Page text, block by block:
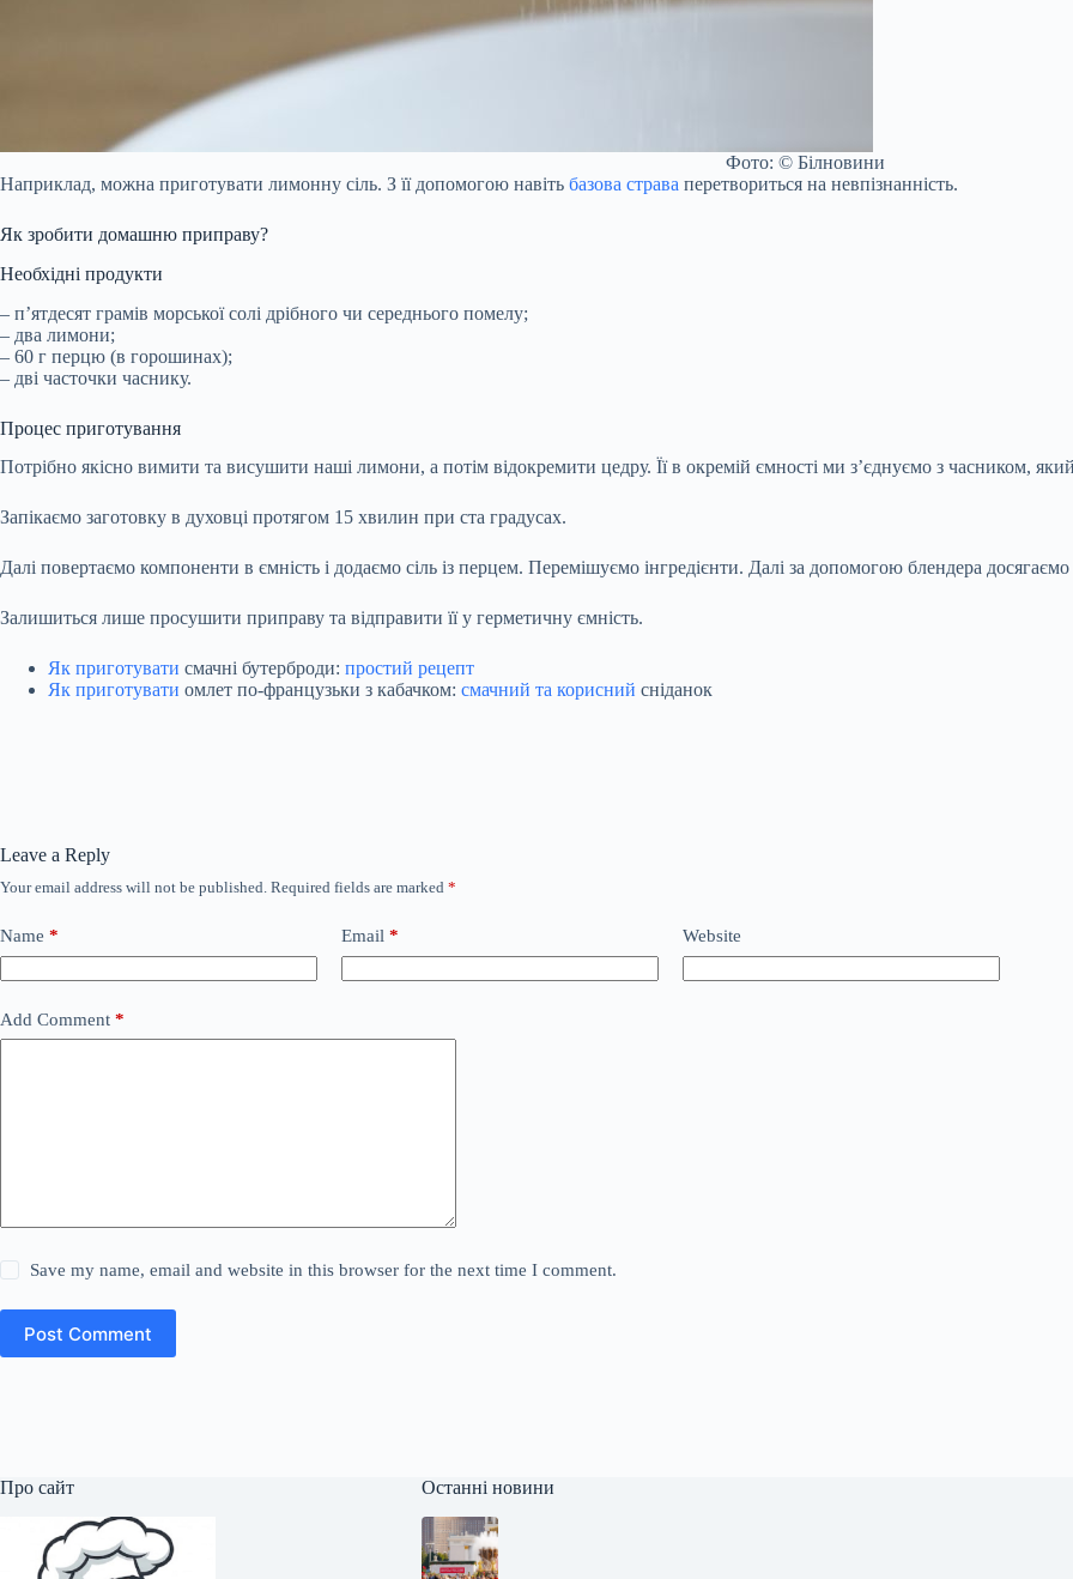
Фото: © Білновини
Наприклад, можна приготувати лимонну сіль. З її допомогою навіть базова страва перетвориться на невпізнанність.
Як зробити домашню приправу?
Необхідні продукти
– п’ятдесят грамів морської солі дрібного чи середнього помелу;
– два лимони;
– 60 г перцю (в горошинах);
– дві часточки часнику.
Процес приготування
Потрібно якісно вимити та висушити наші лимони, а потім відокремити цедру. Її в окремій ємності ми з’єднуємо з часником,
Запікаємо заготовку в духовці протягом 15 хвилин при ста градусах.
Далі повертаємо компоненти в ємність і додаємо сіль із перцем. Перемішуємо інгредієнти. Далі за допомогою блендера
Залишиться лише просушити приправу та відправити її у герметичну ємність.
Як приготувати смачні бутерброди: простий рецепт
Як приготувати омлет по-французьки з кабачком: смачний та корисний сніданок
Leave a Reply
Your email address will not be published. Required fields are marked *
Name * Email * Website
Add Comment *
Save my name, email and website in this browser for the next time I comment.
Post Comment
Про сайт Останні новини